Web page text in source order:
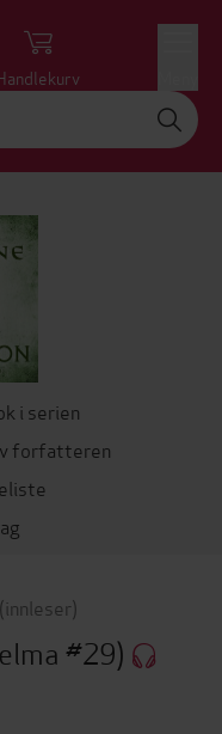
i serien
forfatteren
(innleser)
#29)